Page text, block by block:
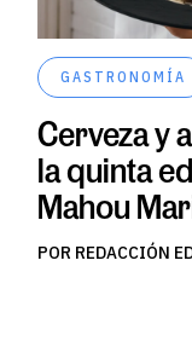
GASTRONOMÍA
Cerveza y
la quinta
Mahou
POR REDACCIÓN